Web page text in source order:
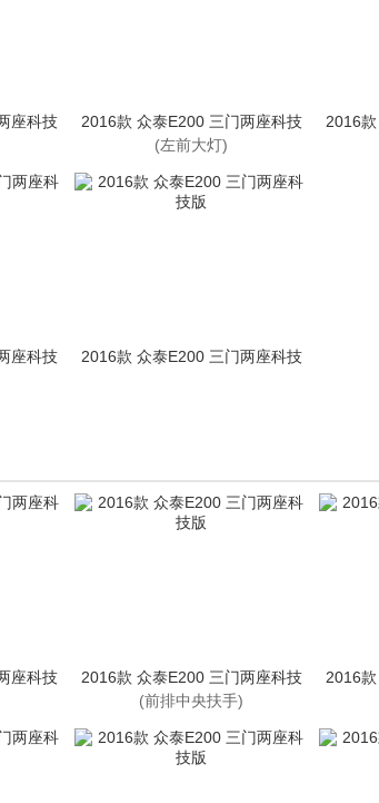
座科技
2016款 众泰E200 三门两座科技
版
(左前大灯)
2016
座科技
2016款 众泰E200 三门两座科技
座科技
2016款 众泰E200 三门两座科技
版
(前排中央扶手)
2016